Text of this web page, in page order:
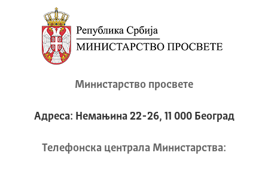
Министарство просвете
Адреса: Немањина 22-26, 11 000 Београд
Телeфонска централа Mинистарства: